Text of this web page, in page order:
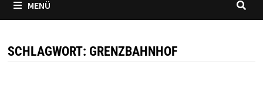
MENÜ
SCHLAGWORT: GRENZBAHNHOF